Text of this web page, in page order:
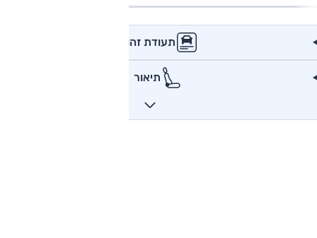
תעודת זהות
תיאור